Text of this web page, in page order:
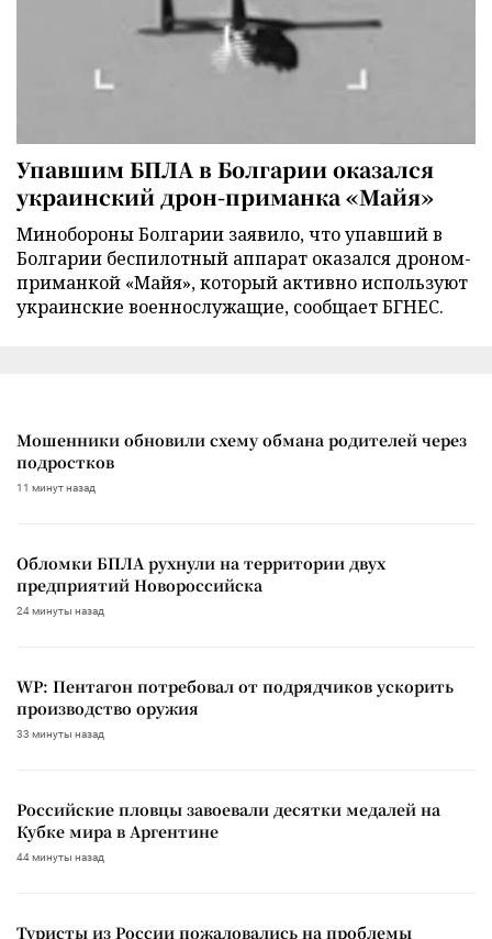
Упавшим БПЛА в Болгарии оказался
украинский дрон-приманка «Майя»
Минобороны Болгарии заявило, что упавший в
Болгарии беспилотный аппарат оказался дроном-
приманкой «Майя», который активно используют
украинские военнослужащие, сообщает БГНЕС.
Мошенники обновили схему обмана родителей через
подростков
11 минут назад
Обломки БПЛА рухнули на территории двух
предприятий Новороссийска
24 минуты назад
WP: Пентагон потребовал от подрядчиков ускорить
производство оружия
33 минуты назад
Российские пловцы завоевали десятки медалей на
Кубке мира в Аргентине
44 минуты назад
Туристы из России пожаловались на проблемы